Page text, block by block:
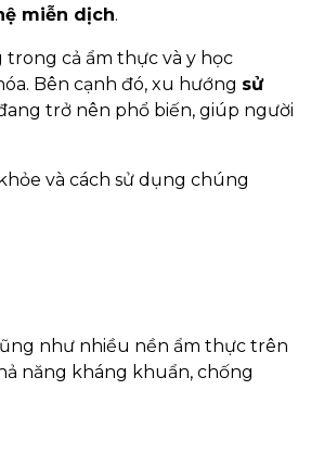
miễn dịch.
cả ẩm thực và y học
Bên cạnh đó, xu hướng sử
trở nên phổ biến, giúp người
và cách sử dụng chúng
như nhiều nền ẩm thực trên
năng kháng khuẩn, chống